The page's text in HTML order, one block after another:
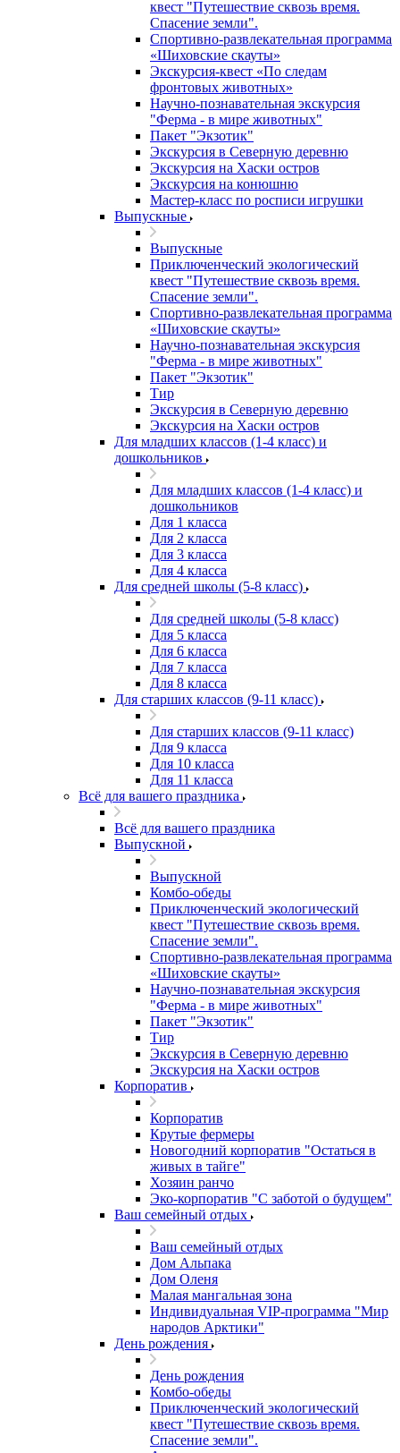
квест "Путешествие сквозь время.
Спасение земли".
Спортивно-развлекательная программа
«Шиховские скауты»
Экскурсия-квест «По следам
фронтовых животных»
Научно-познавательная экскурсия
"Ферма - в мире животных"
Пакет "Экзотик"
Экскурсия в Северную деревню
Экскурсия на Хаски остров
Экскурсия на конюшню
Мастер-класс по росписи игрушки
Выпускные
Выпускные
Приключенческий экологический
квест "Путешествие сквозь время.
Спасение земли".
Спортивно-развлекательная программа
«Шиховские скауты»
Научно-познавательная экскурсия
"Ферма - в мире животных"
Пакет "Экзотик"
Тир
Экскурсия в Северную деревню
Экскурсия на Хаски остров
Для младших классов (1-4 класс) и
дошкольников
Для младших классов (1-4 класс) и
дошкольников
Для 1 класса
Для 2 класса
Для 3 класса
Для 4 класса
Для средней школы (5-8 класс)
Для средней школы (5-8 класс)
Для 5 класса
Для 6 класса
Для 7 класса
Для 8 класса
Для старших классов (9-11 класс)
Для старших классов (9-11 класс)
Для 9 класса
Для 10 класса
Для 11 класса
Всё для вашего праздника
Всё для вашего праздника
Выпускной
Выпускной
Комбо-обеды
Приключенческий экологический
квест "Путешествие сквозь время.
Спасение земли".
Спортивно-развлекательная программа
«Шиховские скауты»
Научно-познавательная экскурсия
"Ферма - в мире животных"
Пакет "Экзотик"
Тир
Экскурсия в Северную деревню
Экскурсия на Хаски остров
Корпоратив
Корпоратив
Крутые фермеры
Новогодний корпоратив "Остаться в
живых в тайге"
Хозяин ранчо
Эко-корпоратив "С заботой о будущем"
Ваш семейный отдых
Ваш семейный отдых
Дом Альпака
Дом Оленя
Малая мангальная зона
Индивидуальная VIP-программа "Мир
народов Арктики"
День рождения
День рождения
Комбо-обеды
Приключенческий экологический
квест "Путешествие сквозь время.
Спасение земли".